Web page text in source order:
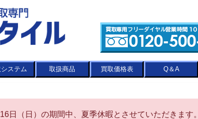
ステム 取扱商品 買取価格表 Q＆A
日（日）の期間中、夏季休暇とさせていただきます。